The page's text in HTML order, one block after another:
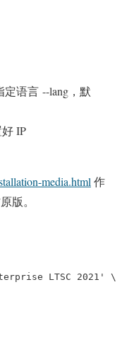
语言 --lang，默
IP
media.html 作
版。
LTSC 2021' \